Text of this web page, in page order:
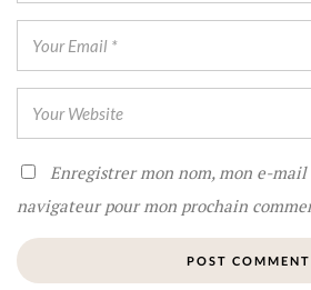
Enregistrer mon nom, mon e-
navigateur pour mon prochain